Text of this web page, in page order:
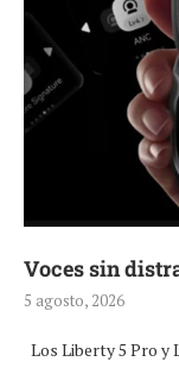
Voces sin
5 agosto, 2026
Los Liberty 5 Pro y